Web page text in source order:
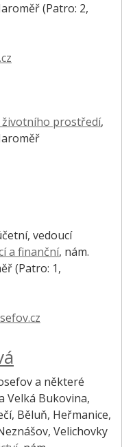
(Patro: 2,
prostředí,
vedoucí
a finanční, nám.
(Patro: 1,
a některé
Velká Bukovina,
Běluň, Heřmanice,
Velichovky